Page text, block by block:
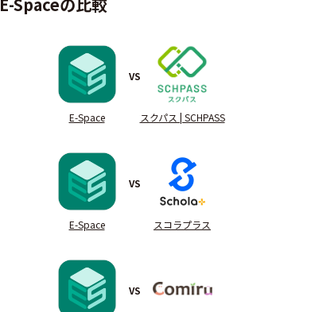
E-Spaceの比較
E-Space
VS
スクパス | SCHPASS
E-Space
VS
スコラプラス
VS